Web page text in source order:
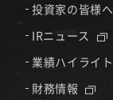
投資家の皆様へ
IRニュース
業績ハイライト
財務情報